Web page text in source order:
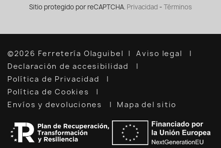
Sitio protegido por reCAPTCHA. Privacidad - Términos
©2026 Ferretería Olaguibel
Aviso legal
Declaración de accesibilidad
Política de Privacidad
Política de Cookies
Envíos y devoluciones
Mapa del sitio